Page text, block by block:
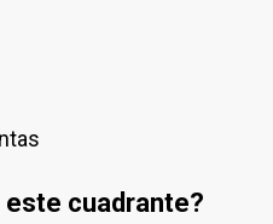
este cuadrante?